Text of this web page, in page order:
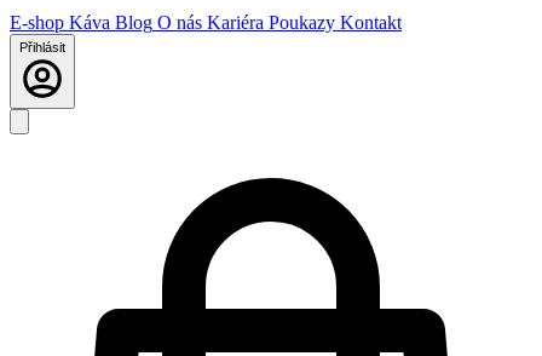
E-shop Káva Blog O nás Kariéra Poukazy Kontakt
Přihlásit